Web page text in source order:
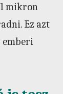
mikron
Ez azt
emberi